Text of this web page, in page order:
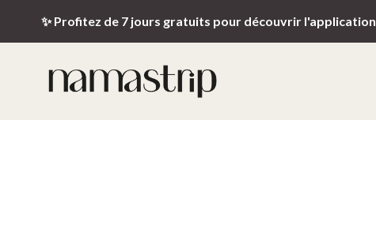
✨ Profitez de 7 jours gratuits pour découvrir l'application